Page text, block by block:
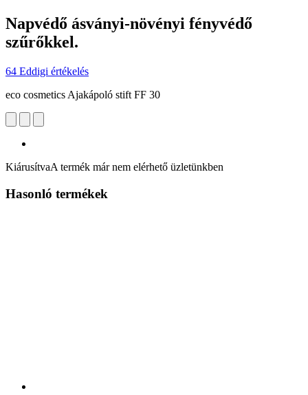
Napvédő ásványi-növényi fényvédő
szűrőkkel.
64 Eddigi értékelés
eco cosmetics Ajakápoló stift FF 30
KiárusítvaA termék már nem elérhető üzletünkben
Hasonló termékek